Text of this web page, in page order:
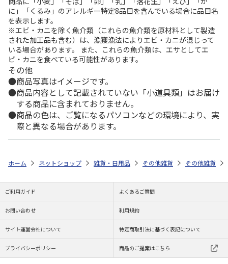
に」「くるみ」のアレルギー特定8品目を含んでいる場合に品目名
を表示します。
※エビ・カニを除く魚介類（これらの魚介類を原材料として製造
された加工品も含む）は、漁獲漁法によりエビ・カニが混じって
いる場合があります。 また、これらの魚介類は、エサとしてエ
ビ・カニを食べている可能性があります。
その他
商品写真はイメージです。
商品内容として記載されていない「小道具類」はお届け
する商品に含まれておりません。
商品の色は、ご覧になるパソコンなどの環境により、実
際と異なる場合があります。
ホーム ネットショップ 雑貨・日用品 その他雑貨 その他雑貨
ご利用ガイド よくあるご質問
お問い合わせ 利用規約
サイト運営会社について 特定商取引法に基づく表記について
プライバシーポリシー 商品のご提案はこちら